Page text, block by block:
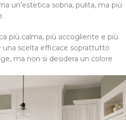
un’estetica sobria, pulita, ma più
più calma, più accogliente e più
una scelta efficace soprattutto
ma non si desidera un colore